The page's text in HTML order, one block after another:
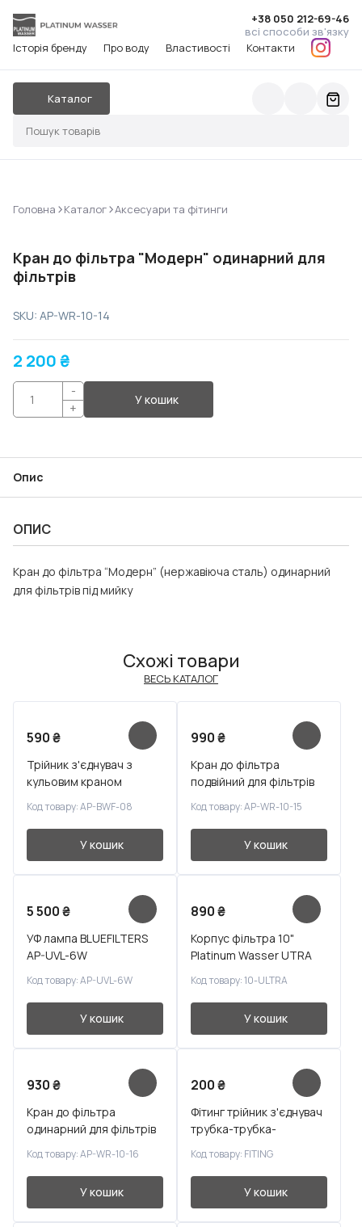
Історія бренду Про воду Властивості Контакти
+38 050 212-69-46
всі способи зв'язку
Каталог
Головна >Каталог>Аксесуари та фітинги
Кран до фільтра "Модерн" одинарний для
фільтрів
SKU: AP-WR-10-14
2 200₴
-
+
У кошик
Опис
ОПИС
Кран до фільтра “Модерн” (нержавіюча сталь) одинарний
для фільтрів під мийку
Схожі товари
ВЕСЬ КАТАЛОГ
590₴
Трійник з'єднувач з
кульовим краном
Код товару: AP-BWF-08
У кошик
990₴
Кран до фільтра
подвійний для фільтрів
Код товару: AP-WR-10-15
У кошик
5 500₴
УФ лампа BLUEFILTERS
AP-UVL-6W
Код товару: AP-UVL-6W
У кошик
890₴
Корпус фільтра 10"
Platinum Wasser UTRA
Код товару: 10-ULTRA
У кошик
930₴
Кран до фільтра
одинарний для фільтрів
Код товару: AP-WR-10-16
У кошик
200₴
Фітинг трійник з'єднувач
трубка-трубка-
Код товару: FITING
У кошик